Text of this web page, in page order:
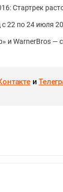
Стартрек
22 по 24 июля
и WarnerBros —
и